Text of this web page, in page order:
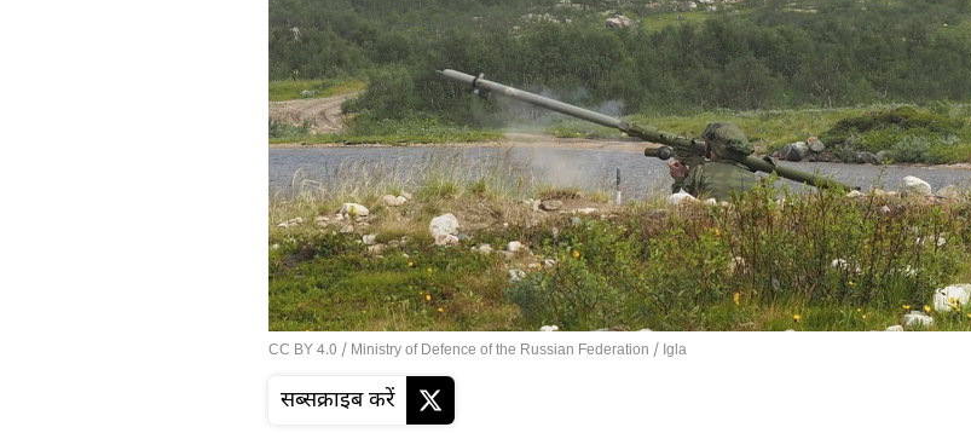
CC BY 4.0 / Ministry of Defence of the Russian Federation / Igla
सब्सक्राइब करें